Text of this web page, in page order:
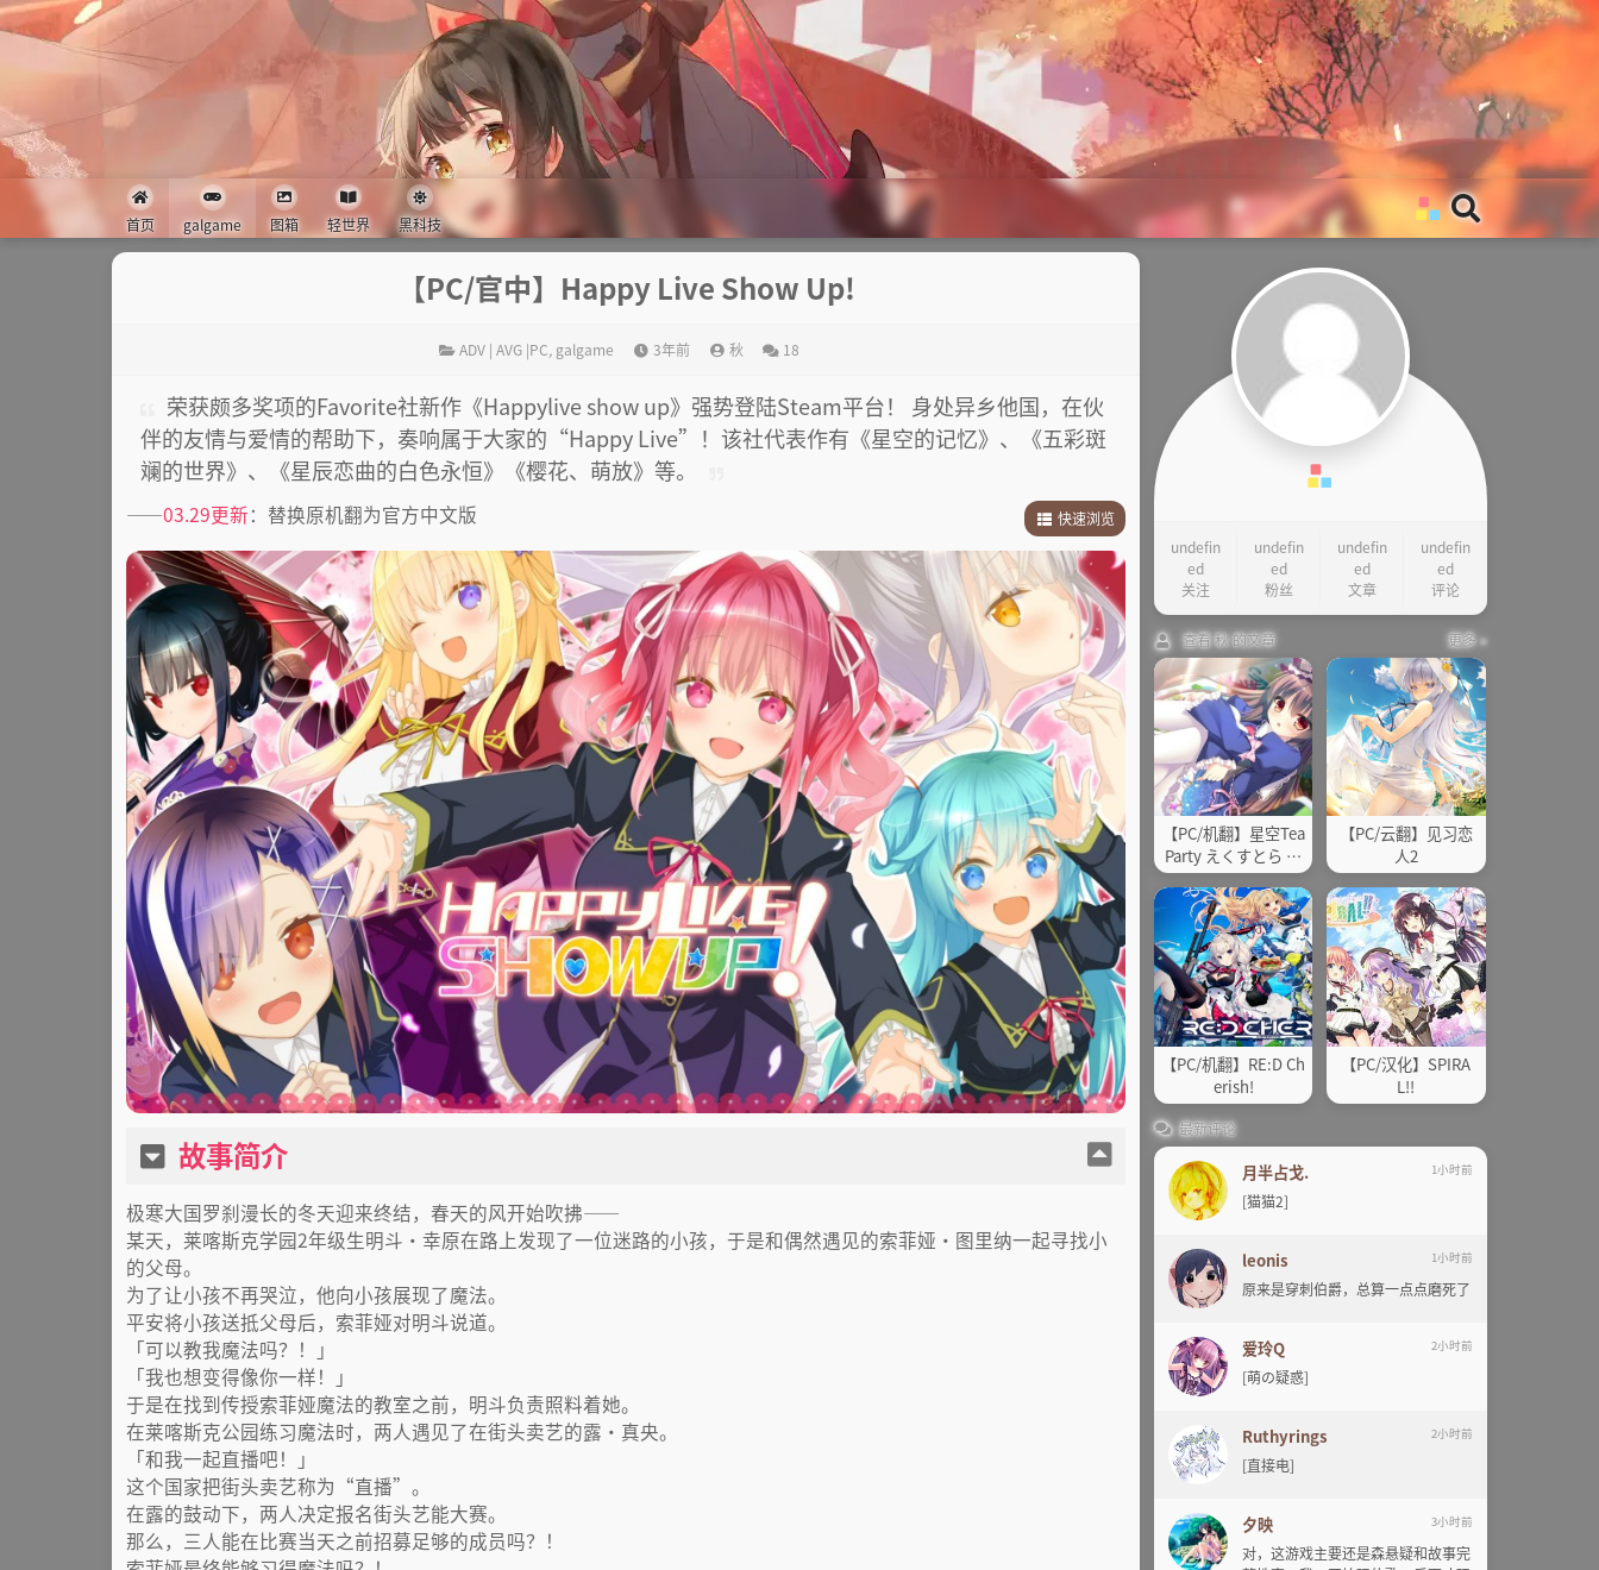
首页 galgame 图箱 轻世界 黑科技
【PC/官中】Happy Live Show Up!
ADV | AVG |PC, galgame 3年前 秋 18
荣获颇多奖项的Favorite社新作《Happylive show up》强势登陆Steam平台！ 身处异乡他国，在伙
伴的友情与爱情的帮助下，奏响属于大家的“Happy Live”！该社代表作有《星空的记忆》、《五彩斑
斓的世界》、《星辰恋曲的白色永恒》《樱花、萌放》等。
快速浏览
1.故事简介
2.其他
——03.29更新：替换原机翻为官方中文版
故事简介
极寒大国罗刹漫长的冬天迎来终结，春天的风开始吹拂——
某天，莱喀斯克学园2年级生明斗・幸原在路上发现了一位迷路的小孩，于是和偶然遇见的索菲娅・图里纳一起寻找小
的父母。
为了让小孩不再哭泣，他向小孩展现了魔法。
平安将小孩送抵父母后，索菲娅对明斗说道。
「可以教我魔法吗？！」
「我也想变得像你一样！」
于是在找到传授索菲娅魔法的教室之前，明斗负责照料着她。
在莱喀斯克公园练习魔法时，两人遇见了在街头卖艺的露・真央。
「和我一起直播吧！」
这个国家把街头卖艺称为“直播”。
在露的鼓动下，两人决定报名街头艺能大赛。
那么，三人能在比赛当天之前招募足够的成员吗？！
undefin
ed
关注
undefin
ed
粉丝
undefin
ed
文章
undefin
ed
评论
查看 秋 的文章 更多 »
【PC/机翻】星空Tea
Party えくすとら ～
「恋愛」开始了！～
【PC/云翻】见习恋
人2
【PC/机翻】RE:D Ch
erish!
【PC/汉化】SPIRA
L!!
最新评论
月半占戈. 1小时前
[猫猫2]
leonis 1小时前
原来是穿刺伯爵，总算一点点磨死了
爱玲Q 2小时前
[萌の疑惑]
Ruthyrings 2小时前
[直接电]
夕映 3小时前
对，这游戏主要还是森悬疑和故事完